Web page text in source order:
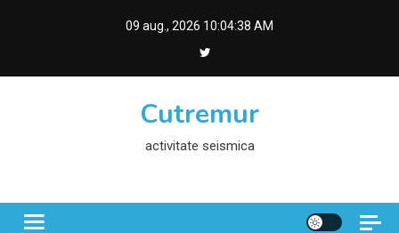
09 aug., 2026 10:04:39 AM
Cutremur
activitate seismica